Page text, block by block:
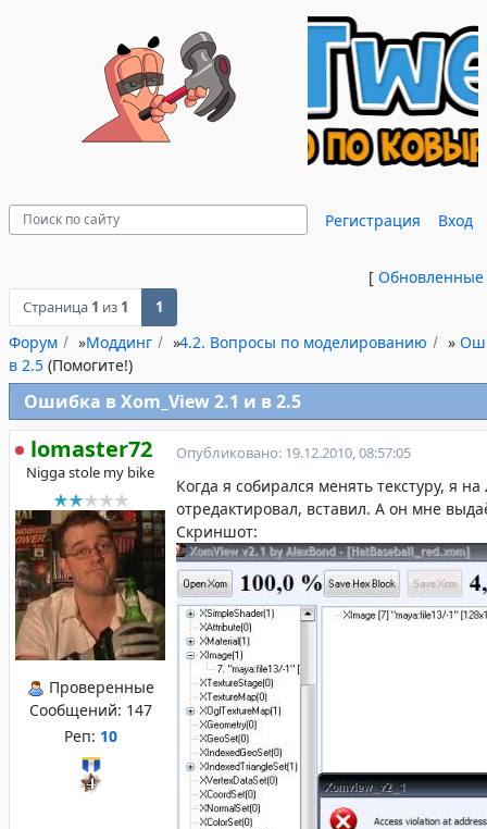
Регистрация Вход
[
Страница 1 из 1 1
Форум »Моддинг »4.2. Вопросы по моделированию »
в 2.5 (Помогите!)
Ошибка в Xom_View 2.1 и в 2.5
lomaster72
Nigga stole my bike
Проверенные
Сообщений: 147
Реп: 10
Опубликовано: 19.12.2010, 08:57:05
Когда я собирался менять текстуру, я
отредактировал, вставил. А он мне
Скриншот: